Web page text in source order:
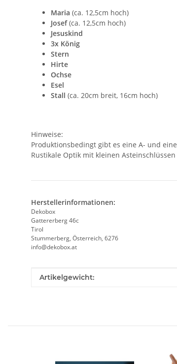
Maria (ca. 12,5cm hoch)
Josef(ca. 12,5cm hoch)
Jesuskind
3x König
Stern
Hirte
Ochse
Esel
Stall (ca. 20cm breit, 16cm hoch)
Hinweise:
Produktionsbedingt gibt es eine A- und
Rustikale Optik mit kleinen
Herstellerinformationen:
Dekobox
Gattererberg 46c
Tirol
Stummerberg, Österreich, 6276
info@dekobox.at
Produkteigenschaft
Wert
Artikelgewicht: